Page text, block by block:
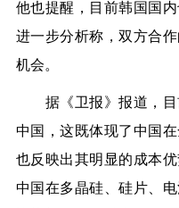
他也提醒，目前韩国国
进一步分析称，双方合
机会。
据《卫报》报道，目
中国，这既体现了中国
也反映出其明显的成本
中国在多晶硅、硅片、